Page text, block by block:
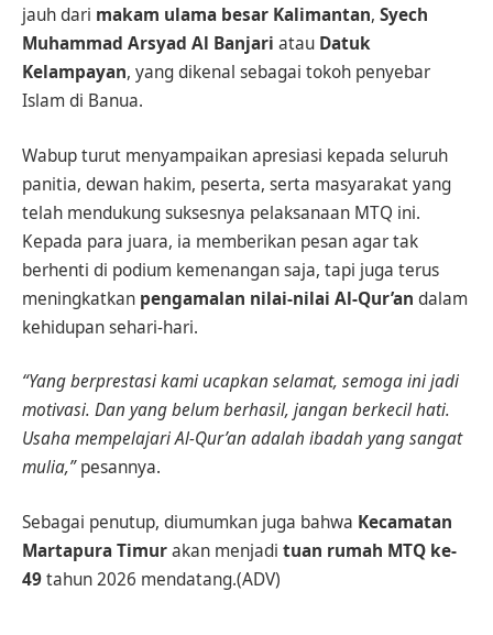
jauh dari makam ulama besar Kalimantan, Syech
Muhammad Arsyad Al Banjari atau Datuk
Kelampayan, yang dikenal sebagai tokoh penyebar
Islam di Banua.
Wabup turut menyampaikan apresiasi kepada seluruh
panitia, dewan hakim, peserta, serta masyarakat yang
telah mendukung suksesnya pelaksanaan MTQ ini.
Kepada para juara, ia memberikan pesan agar tak
berhenti di podium kemenangan saja, tapi juga terus
meningkatkan pengamalan nilai-nilai Al-Qur’an dalam
kehidupan sehari-hari.
“Yang berprestasi kami ucapkan selamat, semoga ini jadi
motivasi. Dan yang belum berhasil, jangan berkecil hati.
Usaha mempelajari Al-Qur’an adalah ibadah yang sangat
mulia,”pesannya.
Sebagai penutup, diumumkan juga bahwa Kecamatan
Martapura Timurakan menjadi tuan rumah MTQ ke-
49tahun 2026 mendatang.(ADV)